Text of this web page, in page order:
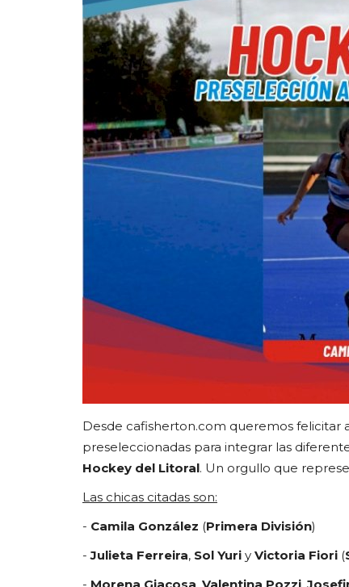
Desde cafisherton.com queremos felicitar
preseleccionadas para integrar las
Hockey del Litoral. Un orgullo que
Las chicas citadas son:
- Camila González (Primera División)
-Julieta Ferreira, Sol Yuri y Victoria Fiori (